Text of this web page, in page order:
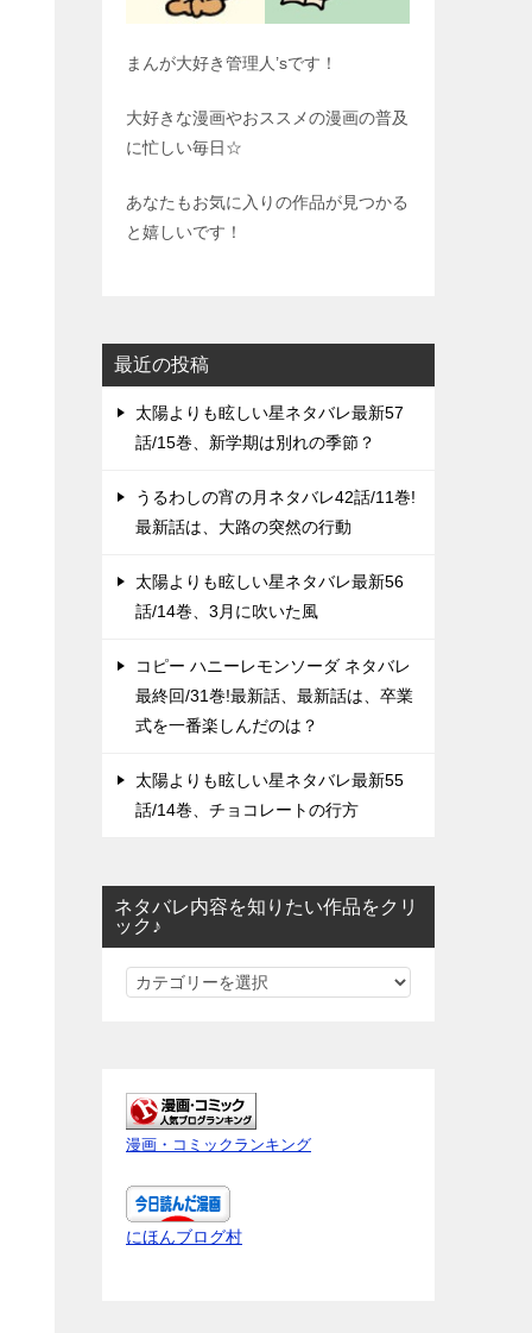
まんが大好き管理人’sです！
大好きな漫画やおススメの漫画の普及
に忙しい毎日☆
あなたもお気に入りの作品が見つかる
と嬉しいです！
最近の投稿
太陽よりも眩しい星ネタバレ最新57
話/15巻、新学期は別れの季節？
うるわしの宵の月ネタバレ42話/11巻!
最新話は、大路の突然の行動
太陽よりも眩しい星ネタバレ最新56
話/14巻、3月に吹いた風
コピー ハニーレモンソーダ ネタバレ
最終回/31巻!最新話、最新話は、卒業
式を一番楽しんだのは？
太陽よりも眩しい星ネタバレ最新55
話/14巻、チョコレートの行方
ネタバレ内容を知りたい作品をクリ
ック♪
ネ
内
容
を
知
り
た
漫画・コミックランキング
にほんブログ村